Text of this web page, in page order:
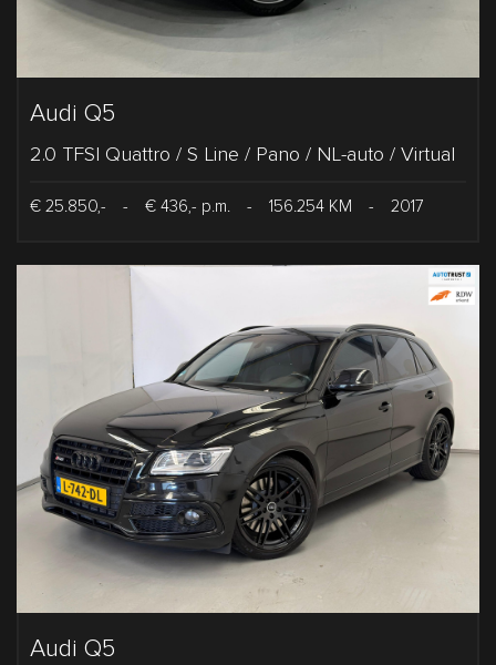
Audi Q5
2.0 TFSI Quattro / S Line / Pano / NL-auto / Virtual
€ 25.850,- - € 436,- p.m. - 156.254 KM - 2017
Audi Q5